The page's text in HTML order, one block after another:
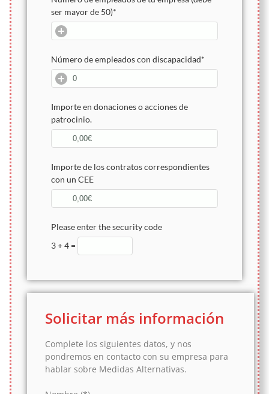
ser mayor de 50)*
Número de empleados con discapacidad*
Importe en donaciones o acciones de
patrocinio.
Importe de los contratos correspondientes
con un CEE
Please enter the security code
3 + 4 =
Solicitar más información
Complete los siguientes datos, y nos
pondremos en contacto con su empresa para
hablar sobre Medidas Alternativas.